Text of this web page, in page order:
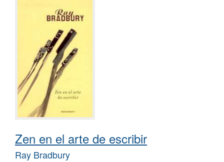
Zen en el arte de escribir
Ray Bradbury